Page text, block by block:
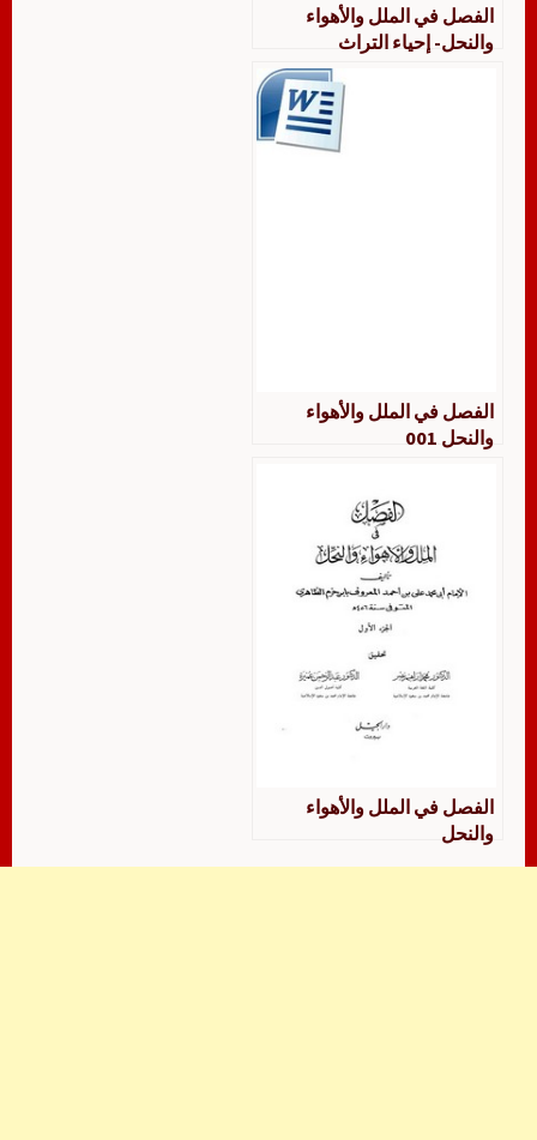
الفصل في الملل والأهواء
والنحل- إحياء التراث
الفصل في الملل والأهواء
والنحل 001
الفصل في الملل والأهواء
والنحل